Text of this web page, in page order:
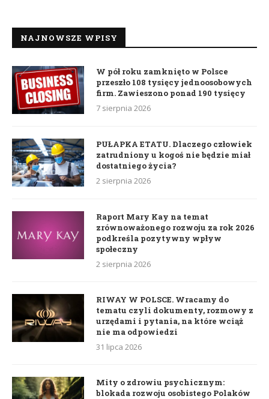
NAJNOWSZE WPISY
W pół roku zamknięto w Polsce
przeszło 108 tysięcy jednoosobowych
firm. Zawieszono ponad 190 tysięcy
7 sierpnia 2026
PUŁAPKA ETATU. Dlaczego człowiek
zatrudniony u kogoś nie będzie miał
dostatniego życia?
2 sierpnia 2026
Raport Mary Kay na temat
zrównoważonego rozwoju za rok 2026
podkreśla pozytywny wpływ
społeczny
2 sierpnia 2026
RIWAY W POLSCE. Wracamy do
tematu czyli dokumenty, rozmowy z
urzędami i pytania, na które wciąż
nie ma odpowiedzi
31 lipca 2026
Mity o zdrowiu psychicznym:
blokada rozwoju osobistego Polaków